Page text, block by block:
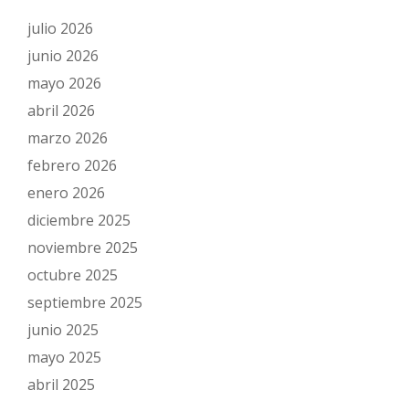
julio 2026
junio 2026
mayo 2026
abril 2026
marzo 2026
febrero 2026
enero 2026
diciembre 2025
noviembre 2025
octubre 2025
septiembre 2025
junio 2025
mayo 2025
abril 2025